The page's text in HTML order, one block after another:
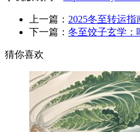
上一篇： 2025冬至转运
下一篇： 冬至饺子玄学：
猜你喜欢